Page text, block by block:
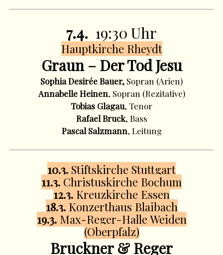
7.4. 19:30 Uhr
Hauptkirche Rheydt
Graun – Der Tod Jesu
Sophia Desirée Bauer, Sopran (Arien)
Annabelle Heinen, Sopran (Rezitative)
Tobias Glagau, Tenor
Rafael Bruck, Bass
Pascal Salzmann, Leitung
10.3. Stiftskirche Stuttgart
11.3. Christuskirche Bochum
12.3. Kreuzkirche Essen
18.3.Konzerthaus Blaibach
19.3.Max-Reger-Halle Weiden
(Oberpfalz)
Bruckner & Reger